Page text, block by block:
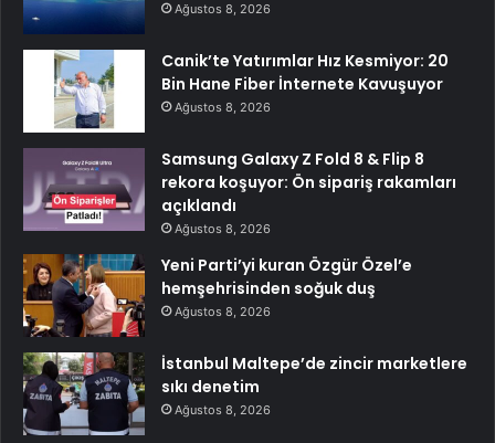
Ağustos 8, 2026
Canik’te Yatırımlar Hız Kesmiyor: 20
Bin Hane Fiber İnternete Kavuşuyor
Ağustos 8, 2026
Samsung Galaxy Z Fold 8 & Flip 8
rekora koşuyor: Ön sipariş rakamları
açıklandı
Ağustos 8, 2026
Yeni Parti’yi kuran Özgür Özel’e
hemşehrisinden soğuk duş
Ağustos 8, 2026
İstanbul Maltepe’de zincir marketlere
sıkı denetim
Ağustos 8, 2026